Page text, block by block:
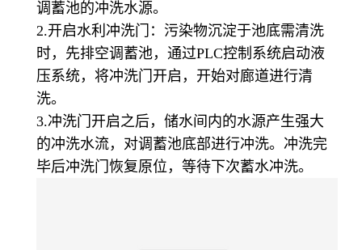
调蓄池的冲洗水源。
2.开启水利冲洗门：污染物沉淀于池底需清洗
时，先排空调蓄池，通过PLC控制系统启动液
压系统，将冲洗门开启，开始对廊道进行清
洗。
3.冲洗门开启之后，储水间内的水源产生强大
的冲洗水流，对调蓄池底部进行冲洗。冲洗完
毕后冲洗门恢复原位，等待下次蓄水冲洗。